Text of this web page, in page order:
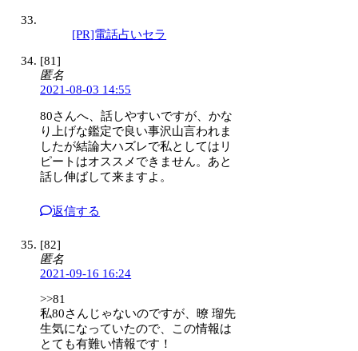
[PR]電話占いセラ
[81]
匿名
2021-08-03 14:55
80さんへ、話しやすいですが、かな
り上げな鑑定で良い事沢山言われま
したが結論大ハズレで私としてはリ
ピートはオススメできません。あと
話し伸ばして来ますよ。
返信する
[82]
匿名
2021-09-16 16:24
>>81
私80さんじゃないのですが、暸 瑠先
生気になっていたので、この情報は
とても有難い情報です！